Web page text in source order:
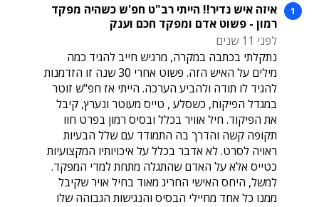
איזה איש נדיר!! הייתי רב"ט חפ'ש כשהיה מפקד
רמון - פשוט אדם ומפקד חכם וענק
לפני 11 שנים
נתקלתי בכתבה במקרה, מרגיש חייב להגיד כמה
מילים על האיש הזה. פשוט אחרי 30 שנה זו הזדמנות
להגיד לו תודה ולהביע הערכה. הייתי אז חפ"ש זוטר
במגדל הפיקוח, כשסלע , טייס מעוטר ונערץ, קיבל
את הפיקוד. חיל אוויר בכלל ובסיס רמון בפרט חוו
תקופה קשה והדרך בה התמודד עם שלל הבעיות
ראויה לסרט. לא אדבר בכלל על איכויותיו המקצועיות
כטייס אלא על האדם שהתגלה מתחת למדי המפקד.
למשל, היחס האישי החריג מאוד בחיל אויר שקיבל
ממנו כל אחד מחיילי הבסיס והנגישות הגבוהה שלו